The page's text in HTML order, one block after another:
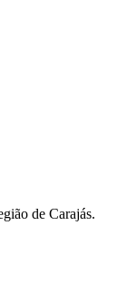
de Carajás.